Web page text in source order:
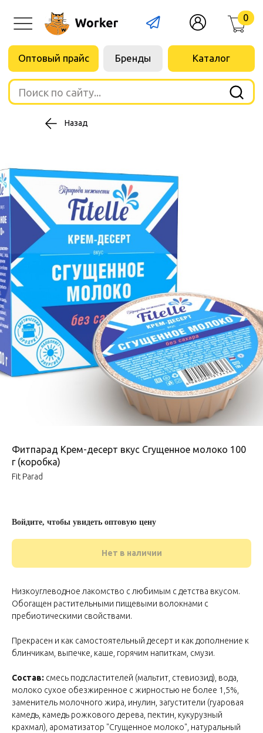
Поиск по сайту...
Назад
Фитпарад Крем-десерт вкус Сгущенное молоко 100
г (коробка)
Fit Parad
Войдите, чтобы увидеть оптовую цену
Нет в наличии
Низкоуглеводное лакомство с любимым с детства вкусом.
Обогащен растительными пищевыми волокнами с
пребиотическими свойствами.
Прекрасен и как самостоятельный десерт и как дополнение к
блинчикам, выпечке, каше, горячим напиткам, смузи.
Состав: смесь подсластителей (мальтит, стевиозид), вода,
молоко сухое обезжиренное с жирностью не более 1,5%,
заменитель молочного жира, инулин, загустители (гуаровая
камедь, камедь рожкового дерева, пектин, кукурузный
крахмал), ароматизатор "Сгущенное молоко", натуральный